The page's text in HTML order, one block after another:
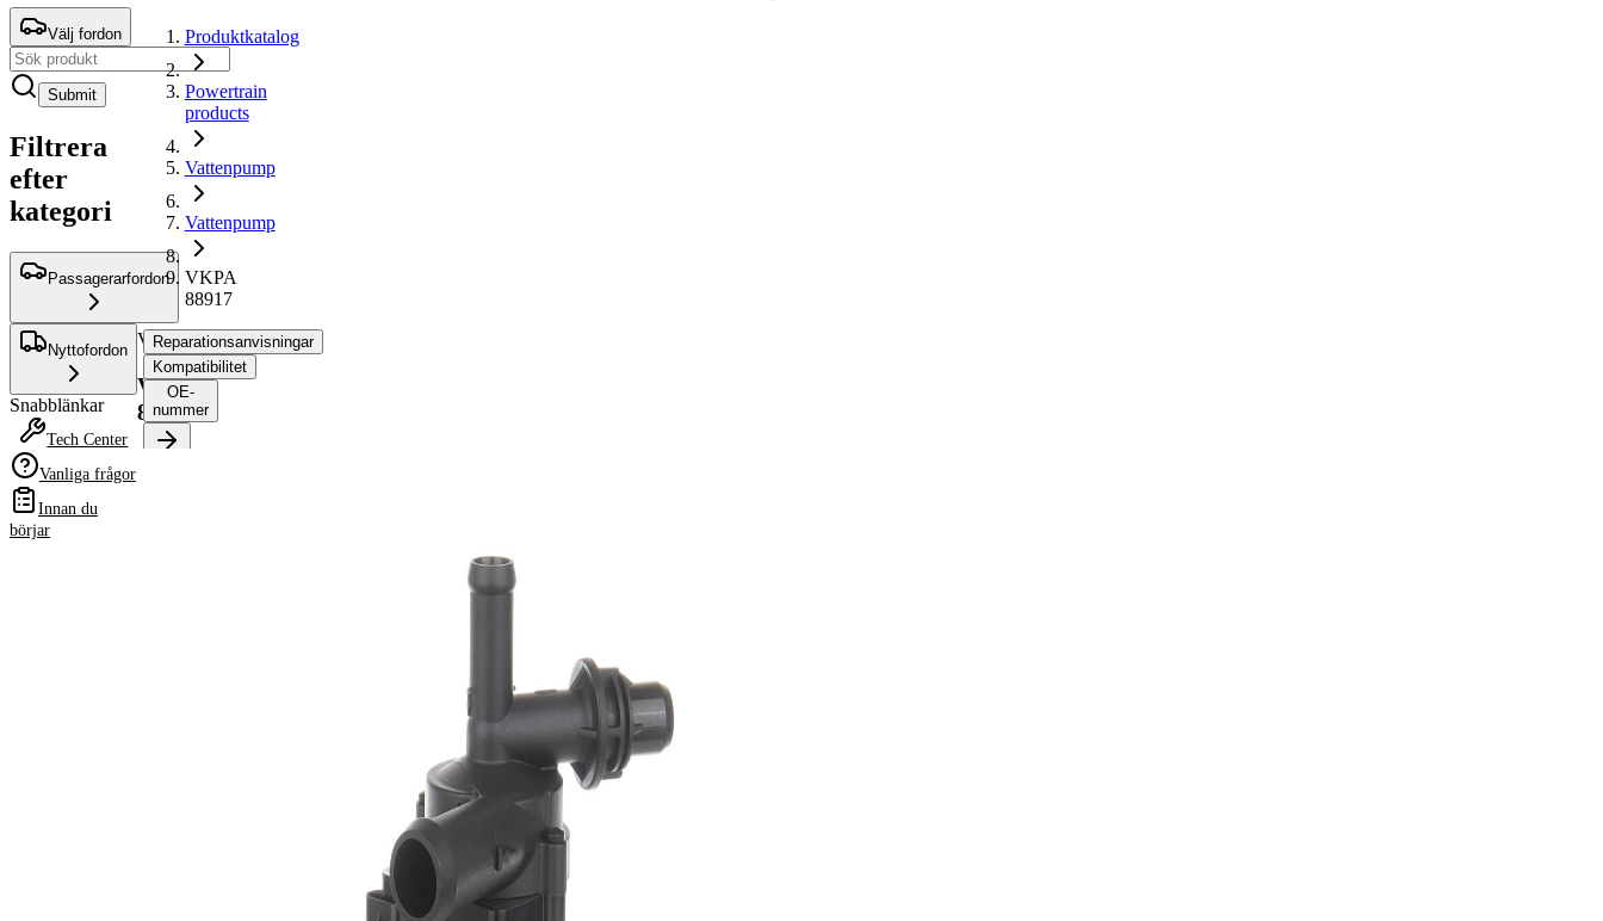
Välj fordon
Submit
Filtrera
efter
kategori
Passagerarfordon
Nyttofordon
Snabblänkar
Tech Center
Vanliga frågor
Innan du
börjar
Produktkatalog
Powertrain
products
Vattenpump
Vattenpump
VKPA
88917
Vattenpump
VKPA
88917
Reparationsanvisningar
Kompatibilitet
OE-
nummer